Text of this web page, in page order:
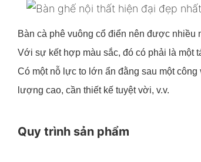
Bàn cà phê vuông cổ điển nên được
Với sự kết hợp màu sắc, đó có phải là một
Có một nỗ lực to lớn ẩn đằng sau một
lượng cao, cần thiết kế tuyệt vời, v.v.
Quy trình sản phẩm